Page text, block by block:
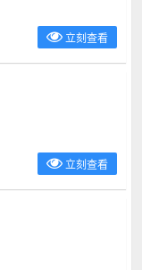
立刻查看
立刻查看